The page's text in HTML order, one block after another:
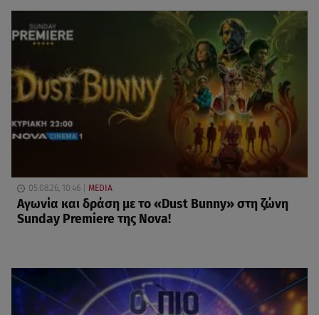
05.08.26, 10:46 MEDIA
Αγωνία και δράση με το «Dust Bunny» στη ζώνη
Sunday Premiere της Nova!